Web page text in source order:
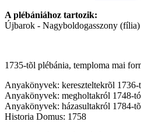
A plébániához tartozik:
Újbarok - Nagyboldogasszony (fília)
1735-tõl plébánia, temploma mai
Anyakönyvek: kereszteltekrõl 1736-
Anyakönyvek: megholtakról 1748-
Anyakönyvek: házasultakról 1784-
Historia Domus: 1758